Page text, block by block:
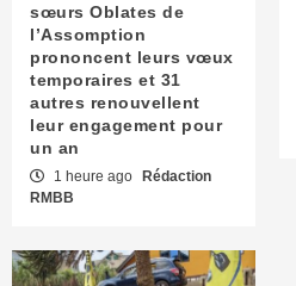
sœurs Oblates de
l’Assomption
prononcent leurs vœux
temporaires et 31
autres renouvellent
leur engagement pour
un an
1 heure ago Rédaction
RMBB